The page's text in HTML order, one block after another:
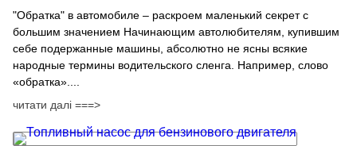
"Обратка" в автомобиле – раскроем маленький секрет с
большим значением Начинающим автолюбителям, купившим
себе подержанные машины, абсолютно не ясны всякие
народные термины водительского сленга. Например, слово
«обратка»....
читати далі ===>